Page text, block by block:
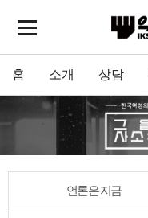
홈 소개 상담
언론은 지금